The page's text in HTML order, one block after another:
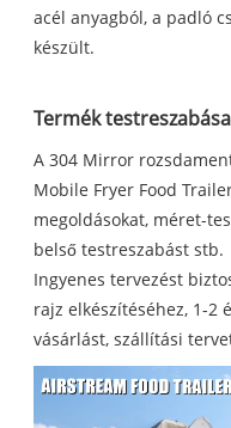
acél anyagból, a padló
készült.
Termék testreszabása
A 304 Mirror
Mobile Fryer Food
megoldásokat, méret-
belső testreszabást stb.
Ingyenes tervezést
rajz elkészítéséhez, 1-2
vásárlást, szállítási